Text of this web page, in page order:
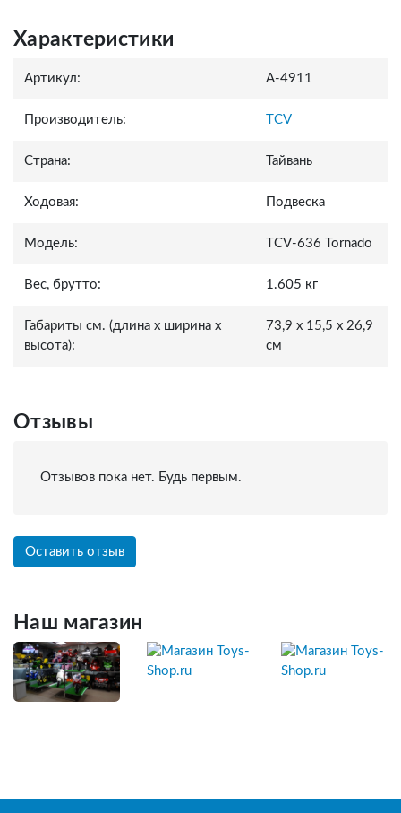
Характеристики
Артикул: A-4911
Производитель: TCV
Страна: Тайвань
Ходовая: Подвеска
Модель: TCV-636 Tornado
Вес, брутто: 1.605 кг
Габариты см. (длина x ширина x
высота):
73,9 x 15,5 x 26,9
см
Отзывы
Отзывов пока нет. Будь первым.
Оставить отзыв
Наш магазин